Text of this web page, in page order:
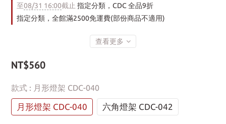
至08/31 16:00截止 指定分類，CDC 全品9折
指定分類，全館滿2500免運費(部份商品不適用)
查看更多
NT$560
款式 : 月形燈架 CDC-040
月形燈架 CDC-040 六角燈架 CDC-042